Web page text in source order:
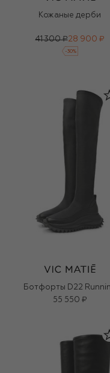
Кожаные дерби
41 300 ₽28 900 ₽
-30%
Ботфорты D22
55 550 ₽